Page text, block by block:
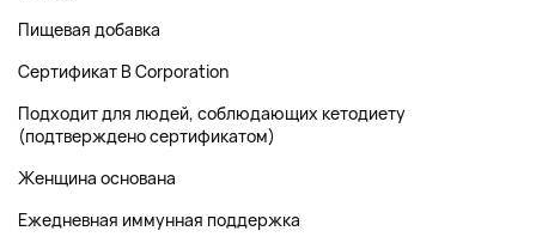
Пищевая добавка
Сертификат B Corporation
Подходит для людей, соблюдающих кетодиету
(подтверждено сертификатом)
Женщина основана
Ежедневная иммунная поддержка